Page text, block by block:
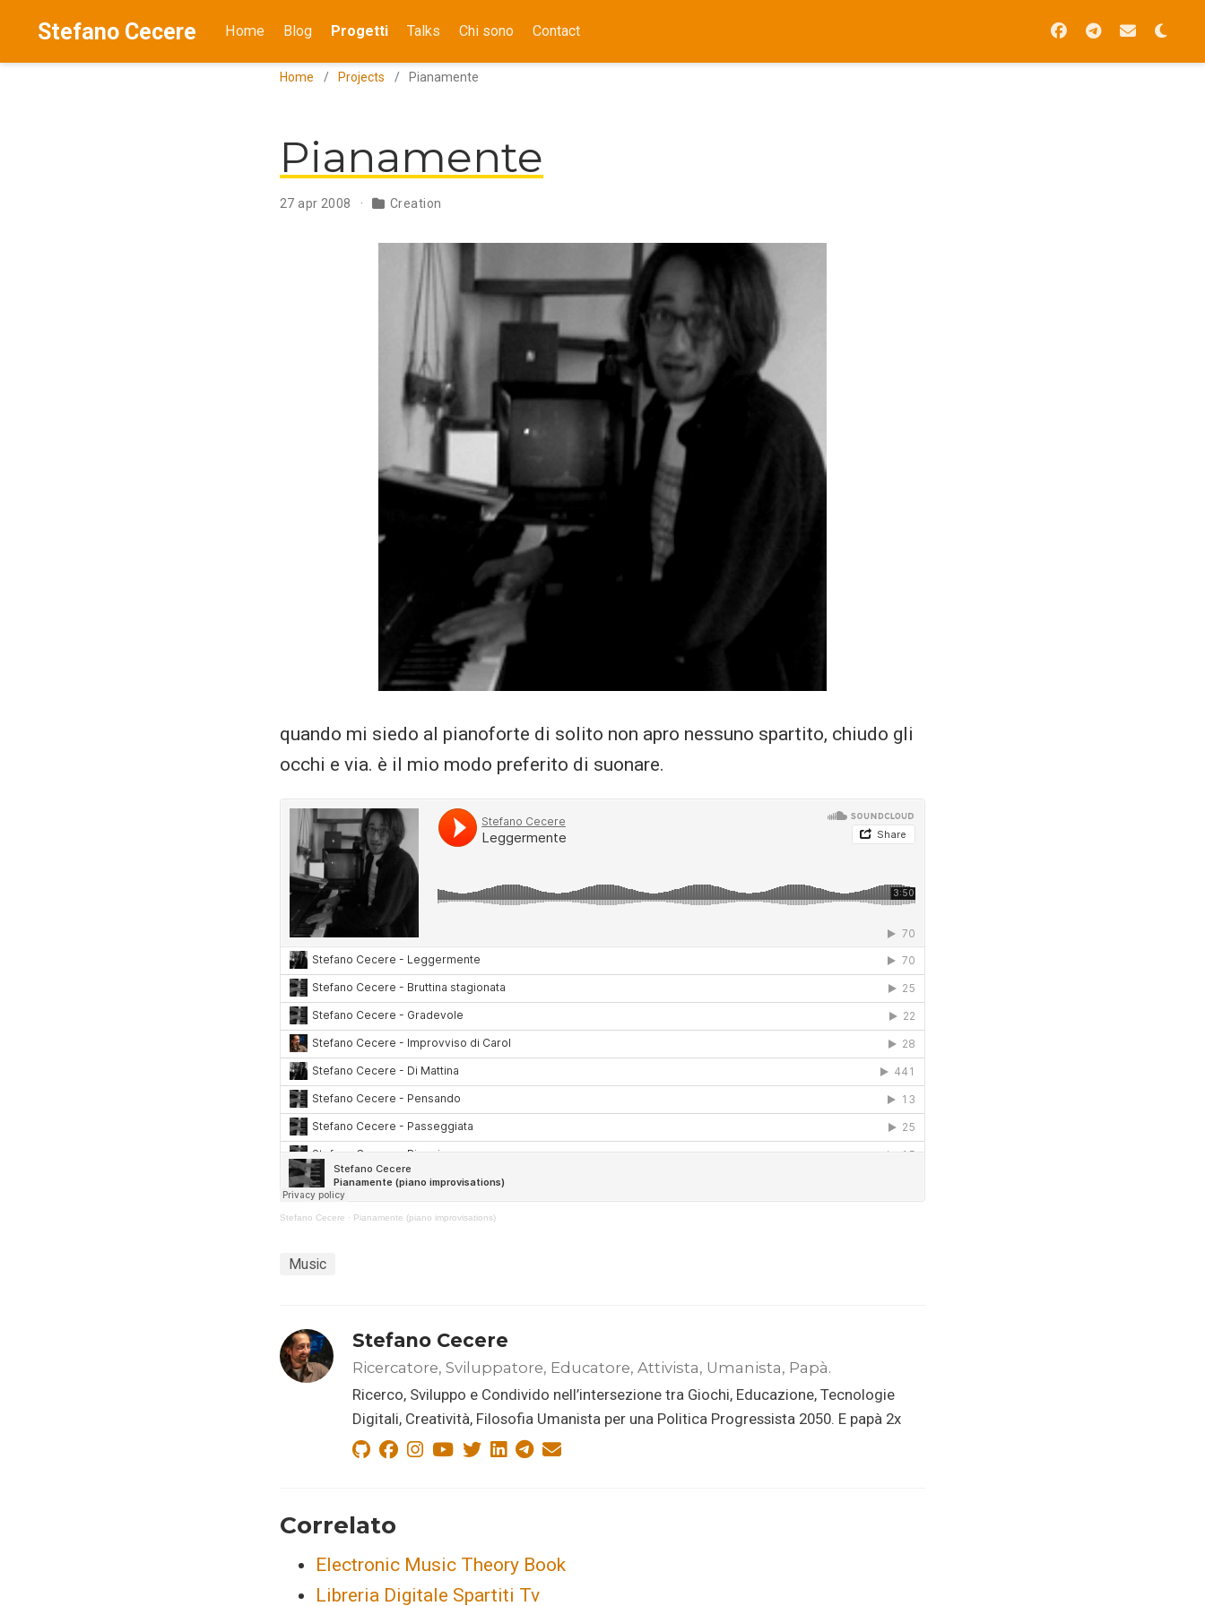
Stefano Cecere Home Blog Progetti Talks Chi sono Contact
Home Projects Pianamente
Pianamente
27 apr 2008 Creation
quando mi siedo al pianoforte di solito non apro nessuno spartito, chiudo gli
occhi e via. è il mio modo preferito di suonare.
Stefano Cecere · Pianamente (piano improvisations)
Music
Stefano Cecere
Ricercatore, Sviluppatore, Educatore, Attivista, Umanista, Papà.
Ricerco, Sviluppo e Condivido nell’intersezione tra Giochi, Educazione, Tecnologie
Digitali, Creatività, Filosofia Umanista per una Politica Progressista 2050. E papà 2x
Correlato
Electronic Music Theory Book
Libreria Digitale Spartiti Tv